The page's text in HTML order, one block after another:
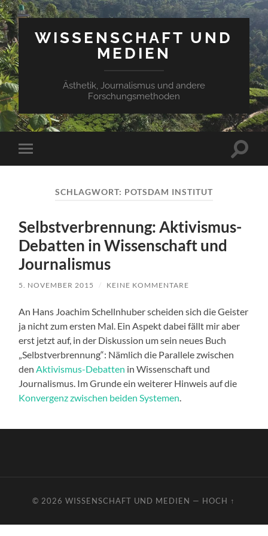
WISSENSCHAFT UND
MEDIEN
Ästhetik, Journalismus und andere
Forschungsmethoden
Mobile-
Menü
SCHLAGWORT: POTSDAM INSTITUT
Selbstverbrennung: Aktivismus-
Debatten in Wissenschaft und
Journalismus
5. NOVEMBER 2015 / KEINE KOMMENTARE
An Hans Joachim Schellnhuber scheiden sich die Geister
ja nicht zum ersten Mal. Ein Aspekt dabei fällt mir aber
erst jetzt auf, in der Diskussion um sein neues Buch
„Selbstverbrennung“: Nämlich die Parallele zwischen
denAktivismus-Debatten in Wissenschaft und
Journalismus. Im Grunde ein weiterer Hinweis auf die
Konvergenz zwischen beiden Systemen.
© 2026WISSENSCHAFT UND MEDIEN — HOCH ↑